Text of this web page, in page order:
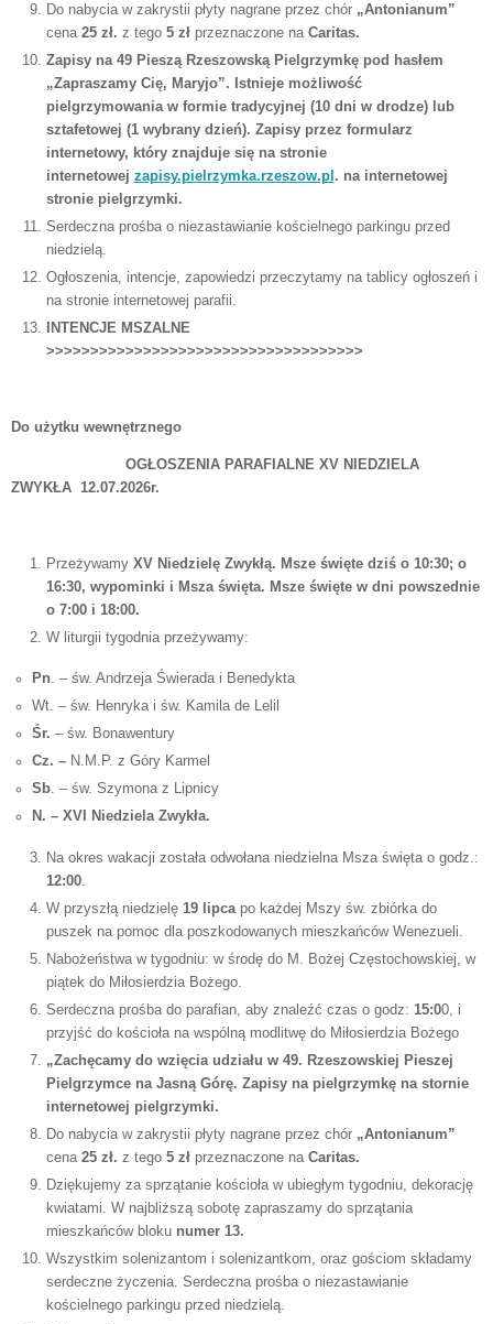
Do nabycia w zakrystii płyty nagrane przez chór „Antonianum”
cena 25 zł. z tego 5 złprzeznaczone na Caritas.
Zapisy na 49 Pieszą Rzeszowską Pielgrzymkę pod hasłem
„Zapraszamy Cię, Maryjo”. Istnieje możliwość
pielgrzymowania w formie tradycyjnej (10 dni w drodze) lub
sztafetowej (1 wybrany dzień). Zapisy przez formularz
internetowy, który znajduje się na stronie
internetowej zapisy.pielrzymka.rzeszow.pl . na internetowej
stronie pielgrzymki.
Serdeczna prośba o niezastawianie kościelnego parkingu przed
niedzielą.
Ogłoszenia, intencje, zapowiedzi przeczytamy na tablicy ogłoszeń i
na stronie internetowej parafii.
INTENCJE MSZALNE
>>>>>>>>>>>>>>>>>>>>>>>>>>>>>>>>>>>>
Do użytku wewnętrznego
OGŁOSZENIA PARAFIALNE XV NIEDZIELA
ZWYKŁA 12.07.2026r.
Przeżywamy XV Niedzielę Zwykłą. Msze święte dziś o 10:30; o
16:30, wypominki i Msza święta. Msze święte w dni powszednie
o 7:00 i 18:00.
W liturgii tygodnia przeżywamy:
Pn. – św. Andrzeja Świerada i Benedykta
Wt. – św. Henryka i św. Kamila de Lelil
Śr. – św. Bonawentury
Cz. – N.M.P. z Góry Karmel
Sb. – św. Szymona z Lipnicy
N. – XVI Niedziela Zwykła.
Na okres wakacji została odwołana niedzielna Msza święta o godz.:
12:00.
W przyszłą niedzielę 19 lipcapo każdej Mszy św. zbiórka do
puszek na pomoc dla poszkodowanych mieszkańców Wenezueli.
Nabożeństwa w tygodniu: w środę do M. Bożej Częstochowskiej, w
piątek do Miłosierdzia Bożego.
Serdeczna prośba do parafian, aby znaleźć czas o godz: 15:00, i
przyjść do kościoła na wspólną modlitwę do Miłosierdzia Bożego
„Zachęcamy do wzięcia udziału w 49. Rzeszowskiej Pieszej
Pielgrzymce na Jasną Górę. Zapisy na pielgrzymkę na stornie
internetowej pielgrzymki.
Do nabycia w zakrystii płyty nagrane przez chór „Antonianum”
cena 25 zł. z tego 5 złprzeznaczone na Caritas.
Dziękujemy za sprzątanie kościoła w ubiegłym tygodniu, dekorację
kwiatami. W najbliższą sobotę zapraszamy do sprzątania
mieszkańców bloku numer 13.
Wszystkim solenizantom i solenizantkom, oraz gościom składamy
serdeczne życzenia. Serdeczna prośba o niezastawianie
kościelnego parkingu przed niedzielą.